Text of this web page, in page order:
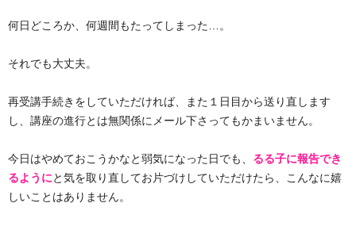
何日どころか、何週間もたってしまった…。
それでも大丈夫。
再受講手続きをしていただければ、また１日目から送り直します
し、講座の進行とは無関係にメール下さってもかまいません。
今日はやめておこうかなと弱気になった日でも、 るる子に報告でき
るようにと気を取り直してお片づけしていただけたら、こんなに嬉
しいことはありません。